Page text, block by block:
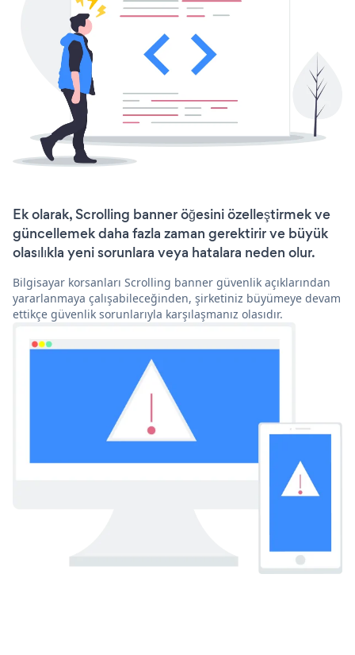
Ek olarak, Scrolling banner öğesini özelleştirmek ve
güncellemek daha fazla zaman gerektirir ve büyük
olasılıkla yeni sorunlara veya hatalara neden olur.
Bilgisayar korsanları Scrolling banner güvenlik açıklarından
yararlanmaya çalışabileceğinden, şirketiniz büyümeye devam
ettikçe güvenlik sorunlarıyla karşılaşmanız olasıdır.